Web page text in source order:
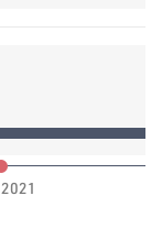
2021